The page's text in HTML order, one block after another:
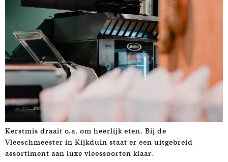
Kerstmis draait o.a. om heerlijk eten. Bij de
Vleeschmeester in Kijkduin staat er een uitgebreid
assortiment aan luxe vleessoorten klaar.